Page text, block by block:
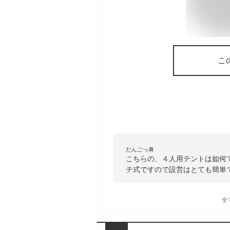
こ
だんごっ鼻
こちらの、４人用テントは如
チ式ですので設営はとても簡単
全